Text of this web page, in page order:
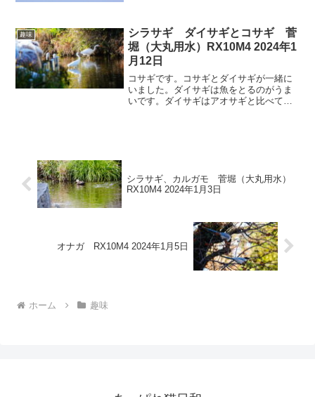
の黄色い羽～電柱のワイ...
趣味
シラサギ ダイサギとコサギ 菅
堀（大丸用水）RX10M4 2024年1
月12日
コサギです。コサギとダイサギが一緒に
いました。ダイサギは魚をとるのがうま
いです。ダイサギはアオサギと比べても
シラサギ、カルガモ 菅堀（大丸用水）
RX10M4 2024年1月3日
オナガ RX10M4 2024年1月5日
ホーム 趣味